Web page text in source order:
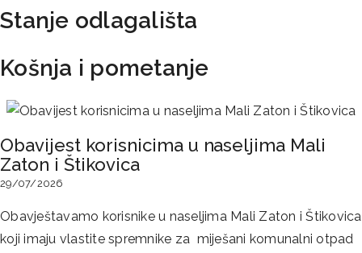
Stanje odlagališta
Košnja i pometanje
Obavijest korisnicima u naseljima Mali
Zaton i Štikovica
29/07/2026
Obavještavamo korisnike u naseljima Mali Zaton i Štikovica
koji imaju vlastite spremnike za miješani komunalni otpad